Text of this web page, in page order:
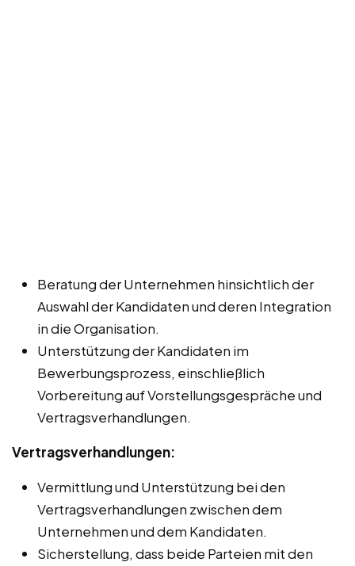
Beratung der Unternehmen hinsichtlich der
Auswahl der Kandidaten und deren Integration
in die Organisation.
Unterstützung der Kandidaten im
Bewerbungsprozess, einschließlich
Vorbereitung auf Vorstellungsgespräche und
Vertragsverhandlungen.
Vertragsverhandlungen:
Vermittlung und Unterstützung bei den
Vertragsverhandlungen zwischen dem
Unternehmen und dem Kandidaten.
Sicherstellung, dass beide Parteien mit den